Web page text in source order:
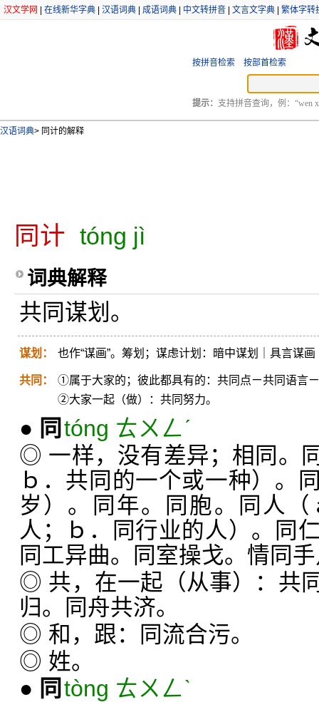
汉文学网 在线新华字典 汉语词典 成语词典 中文转拼音 文言文字典 繁体字转
按拼音检索 按部首检索
提示： 支持拼音查询，例：“wen
汉语词典> 同计的解释
同计 tóng jì
词典解释
共同谋划。
谋划： 也作“谋画”。筹划；谋虑计划：暗中谋划｜具言谋
共同：
①属于大家的；彼此都具有的：共同点ㄧ共同语言
②大家一起（做）：共同努力。
● 同 tóng ㄊㄨㄥˊ
◎ 一样，没有差异；相同。
ｂ．共同的一个或一种）。
岁）。同年。同胞。同人
人；ｂ．同行业的人）。同
同工异曲。同室操戈。情同
◎ 共，在一起（从事）：共
归。同舟共济。
◎ 和，跟：同流合污。
◎ 姓。
● 同 tòng ㄊㄨㄥˋ